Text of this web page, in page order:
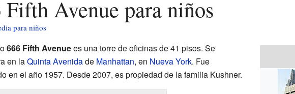
Fifth Avenue para niños
para niños
666 Fifth Avenuees una torre de oficinas de 41 pisos. Se
en laQuinta Avenidade Manhattan, en Nueva York. Fue
en el año 1957. Desde 2007, es propiedad de la familia Kushner.